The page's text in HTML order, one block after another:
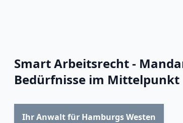
Smart Arbeitsrecht -
Bedürfnisse im Mittelpunkt
Ihr Anwalt für Hamburgs Westen